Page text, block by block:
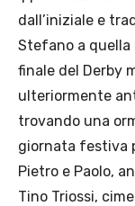
dall’iniziale e
Stefano a quella
finale del Derby
ulteriormente
trovando una
giornata festiva
Pietro e Paolo,
Tino Triossi,